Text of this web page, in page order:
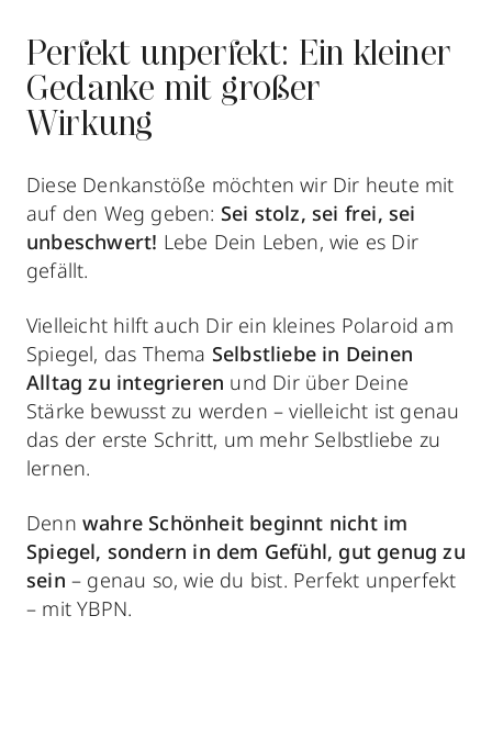
Perfekt unperfekt: Ein kleiner
Gedanke mit großer
Wirkung
Diese Denkanstöße möchten wir Dir heute mit
auf den Weg geben: Sei stolz, sei frei, sei
unbeschwert! Lebe Dein Leben, wie es Dir
gefällt.
Vielleicht hilft auch Dir ein kleines Polaroid am
Spiegel, das Thema Selbstliebe in Deinen
Alltag zu integrieren und Dir über Deine
Stärke bewusst zu werden – vielleicht ist genau
das der erste Schritt, um mehr Selbstliebe zu
lernen.
Denn wahre Schönheit beginnt nicht im
Spiegel, sondern in dem Gefühl, gut genug zu
sein – genau so, wie du bist. Perfekt unperfekt
– mit YBPN.